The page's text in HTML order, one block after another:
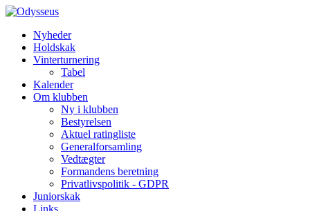
Nyheder
Holdskak
Vinterturnering
Tabel
Kalender
Om klubben
Ny i klubben
Bestyrelsen
Aktuel ratingliste
Generalforsamling
Vedtægter
Formandens beretning
Privatlivspolitik - GDPR
Juniorskak
Links